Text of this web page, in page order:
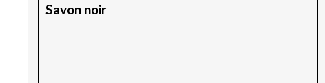
Savon noir